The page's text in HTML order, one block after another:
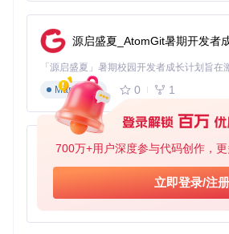
700万+用户深度参与代码创作，
立即登录/注册
核心功能模块：自动化操作全
日常任务自动化：解放双手，轻松完成每
每天上线后需要完成日常委托、活跃度
固定但耗时较长？OK-WW的日常任务自
决这个问题。
功能启用步骤
在工具主界面启用"自动登录"和"日
启动任务后，工具将自动完成所有日
工具主界面的功能开关配置面板，显示
源启盛夏_AtomGit暑期开发者
Markdown
0 1
py-xiaozhi
Python
0 1